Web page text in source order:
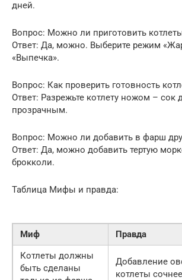
дней.
Вопрос: Можно ли приготовить
Ответ: Да, можно. Выберите режим
«Выпечка».
Вопрос: Как проверить готовность
Ответ: Разрежьте котлету ножом – сок
прозрачным.
Вопрос: Можно ли добавить в фарш
Ответ: Да, можно добавить тертую
брокколи.
Таблица Мифы и правда:
Миф
Правда
Котлеты должны
быть сделаны
Добавление
котлеты